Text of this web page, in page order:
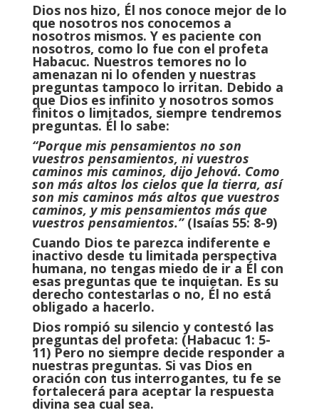
Dios nos hizo, Él nos conoce mejor de lo
que nosotros nos conocemos a
nosotros mismos. Y es paciente con
nosotros, como lo fue con el profeta
Habacuc. Nuestros temores no lo
amenazan ni lo ofenden y nuestras
preguntas tampoco lo irritan. Debido a
que Dios es infinito y nosotros somos
finitos o limitados, siempre tendremos
preguntas. Él lo sabe:
“Porque mis pensamientos no son
vuestros pensamientos, ni vuestros
caminos mis caminos, dijo Jehová. Como
son más altos los cielos que la tierra, así
son mis caminos más altos que vuestros
caminos, y mis pensamientos más que
vuestros pensamientos.” (Isaías 55: 8-9)
Cuando Dios te parezca indiferente e
inactivo desde tu limitada perspectiva
humana, no tengas miedo de ir a Él con
esas preguntas que te inquietan. Es su
derecho contestarlas o no, Él no está
obligado a hacerlo.
Dios rompió su silencio y contestó las
preguntas del profeta: (Habacuc 1: 5-
11) Pero no siempre decide responder a
nuestras preguntas. Si vas Dios en
oración con tus interrogantes, tu fe se
fortalecerá para aceptar la respuesta
divina sea cual sea.